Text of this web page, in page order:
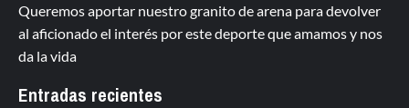
Queremos aportar nuestro granito de arena para devolver
al aficionado el interés por este deporte que amamos y nos
da la vida
Entradas recientes